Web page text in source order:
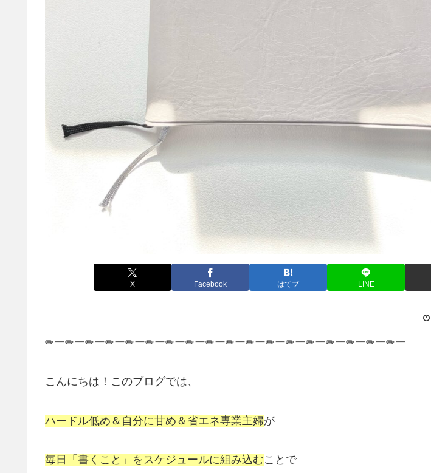
X Facebook はてブ LINE
✏ー✏ー✏ー✏ー✏ー✏ー✏ー✏ー✏ー✏ー✏ー✏ー✏ー✏ー✏ー✏ー✏ー✏ー
こんにちは！このブログでは、
ハードル低め＆自分に甘め＆省エネ専業主婦が
毎日「書くこと」をスケジュールに組み込むことで